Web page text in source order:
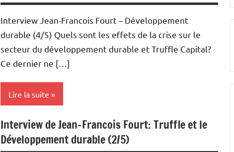
Podcasts
Point
action
Interview Jean-Francois Fourt – Développement
durable (4/5) Quels sont les effets de la crise sur le
secteur du développement durable et Truffle Capital?
Ce dernier ne […]
Lire la suite
Energies
Interviews
Interview de Jean-Francois Fourt: Truffle et le
Développement durable (2/5)